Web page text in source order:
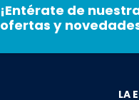
¡Entérate de
ofertas y
LA